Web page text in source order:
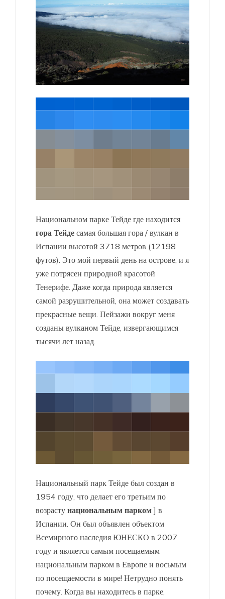
Национальном парке Тейде где находится
гора Тейде самая большая гора / вулкан в
Испании высотой 3718 метров (12198
футов). Это мой первый день на острове, и я
уже потрясен природной красотой
Тенерифе. Даже когда природа является
самой разрушительной, она может создавать
прекрасные вещи. Пейзажи вокруг меня
созданы вулканом Тейде, извергающимся
тысячи лет назад.
Национальный парк Тейде был создан в
1954 году, что делает его третьим по
возрасту национальным парком] в
Испании. Он был объявлен объектом
Всемирного наследия ЮНЕСКО в 2007
году и является самым посещаемым
национальным парком в Европе и восьмым
по посещаемости в мире! Нетрудно понять
почему. Когда вы находитесь в парке,